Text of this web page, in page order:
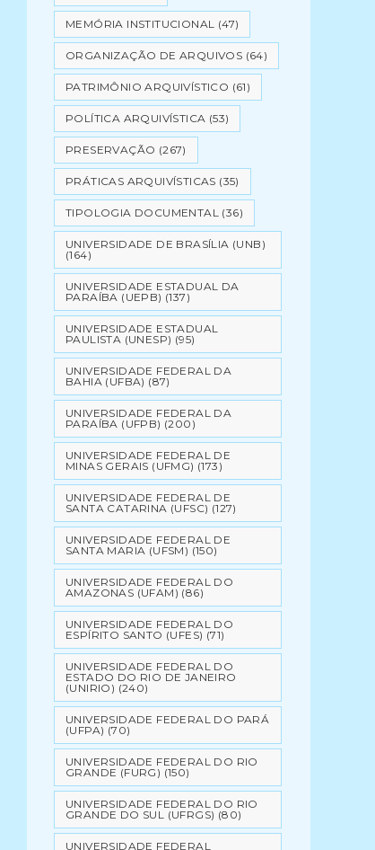
MEMÓRIA INSTITUCIONAL (47)
ORGANIZAÇÃO DE ARQUIVOS (64)
PATRIMÔNIO ARQUIVÍSTICO (61)
POLÍTICA ARQUIVÍSTICA (53)
PRESERVAÇÃO (267)
PRÁTICAS ARQUIVÍSTICAS (35)
TIPOLOGIA DOCUMENTAL (36)
UNIVERSIDADE DE BRASÍLIA (UNB)
(164)
UNIVERSIDADE ESTADUAL DA
PARAÍBA (UEPB) (137)
UNIVERSIDADE ESTADUAL
PAULISTA (UNESP) (95)
UNIVERSIDADE FEDERAL DA
BAHIA (UFBA) (87)
UNIVERSIDADE FEDERAL DA
PARAÍBA (UFPB) (200)
UNIVERSIDADE FEDERAL DE
MINAS GERAIS (UFMG) (173)
UNIVERSIDADE FEDERAL DE
SANTA CATARINA (UFSC) (127)
UNIVERSIDADE FEDERAL DE
SANTA MARIA (UFSM) (150)
UNIVERSIDADE FEDERAL DO
AMAZONAS (UFAM) (86)
UNIVERSIDADE FEDERAL DO
ESPÍRITO SANTO (UFES) (71)
UNIVERSIDADE FEDERAL DO
ESTADO DO RIO DE JANEIRO
(UNIRIO) (240)
UNIVERSIDADE FEDERAL DO PARÁ
(UFPA) (70)
UNIVERSIDADE FEDERAL DO RIO
GRANDE (FURG) (150)
UNIVERSIDADE FEDERAL DO RIO
GRANDE DO SUL (UFRGS) (80)
UNIVERSIDADE FEDERAL